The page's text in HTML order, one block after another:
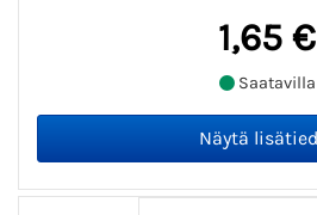
1,65 €
Saatavilla